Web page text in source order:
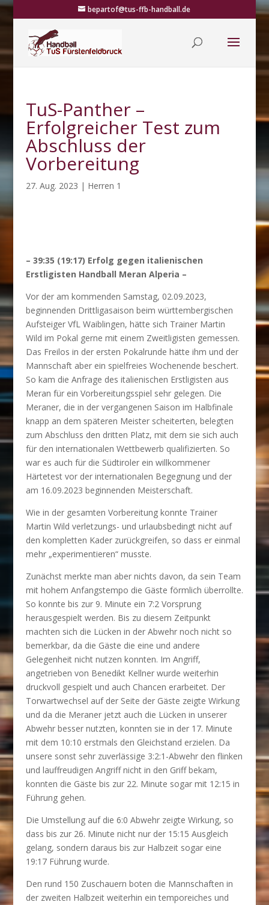
bepartof@tus-ffb-handball.de
TuS-Panther –
Erfolgreicher Test zum
Abschluss der
Vorbereitung
27. Aug. 2023 | Herren 1
– 39:35 (19:17) Erfolg gegen italienischen
Erstligisten Handball Meran Alperia –
Vor der am kommenden Samstag, 02.09.2023,
beginnenden Drittligasaison beim württembergischen
Aufsteiger VfL Waiblingen, hätte sich Trainer Martin
Wild im Pokal gerne mit einem Zweitligisten gemessen.
Das Freilos in der ersten Pokalrunde hätte ihm und der
Mannschaft aber ein spielfreies Wochenende beschert.
So kam die Anfrage des italienischen Erstligisten aus
Meran für ein Vorbereitungsspiel sehr gelegen. Die
Meraner, die in der vergangenen Saison im Halbfinale
knapp an dem späteren Meister scheiterten, belegten
zum Abschluss den dritten Platz, mit dem sie sich auch
für den internationalen Wettbewerb qualifizierten. So
war es auch für die Südtiroler ein willkommener
Härtetest vor der internationalen Begegnung und der
am 16.09.2023 beginnenden Meisterschaft.
Wie in der gesamten Vorbereitung konnte Trainer
Martin Wild verletzungs- und urlaubsbedingt nicht auf
den kompletten Kader zurückgreifen, so dass er einmal
mehr „experimentieren“ musste.
Zunächst merkte man aber nichts davon, da sein Team
mit hohem Anfangstempo die Gäste förmlich überrollte.
So konnte bis zur 9. Minute ein 7:2 Vorsprung
herausgespielt werden. Bis zu diesem Zeitpunkt
machten sich die Lücken in der Abwehr noch nicht so
bemerkbar, da die Gäste die eine und andere
Gelegenheit nicht nutzen konnten. Im Angriff,
angetrieben von Benedikt Kellner wurde weiterhin
druckvoll gespielt und auch Chancen erarbeitet. Der
Torwartwechsel auf der Seite der Gäste zeigte Wirkung
und da die Meraner jetzt auch die Lücken in unserer
Abwehr besser nutzten, konnten sie in der 17. Minute
mit dem 10:10 erstmals den Gleichstand erzielen. Da
unsere sonst sehr zuverlässige 3:2:1-Abwehr den flinken
und lauffreudigen Angriff nicht in den Griff bekam,
konnten die Gäste bis zur 22. Minute sogar mit 12:15 in
Führung gehen.
Die Umstellung auf die 6:0 Abwehr zeigte Wirkung, so
dass bis zur 26. Minute nicht nur der 15:15 Ausgleich
gelang, sondern daraus bis zur Halbzeit sogar eine
19:17 Führung wurde.
Den rund 150 Zuschauern boten die Mannschaften in
der zweiten Halbzeit weiterhin ein temporeiches und